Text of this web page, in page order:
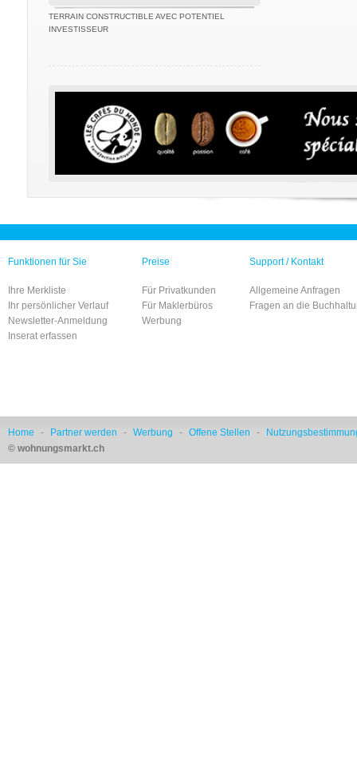
TERRAIN CONSTRUCTIBLE AVEC POTENTIEL
INVESTISSEUR
Funktionen für Sie
Ihre Merkliste
Ihr persönlicher Verlauf
Newsletter-Anmeldung
Inserat erfassen
Preise
Für Privatkunden
Für Maklerbüros
Werbung
Support / Kontakt
Allgemeine Anfragen
Fragen an die
Home - Partner werden - Werbung - Offene Stellen -
© wohnungsmarkt.ch